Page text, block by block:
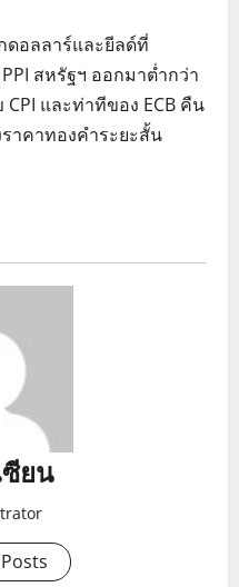
ดอลลาร์และยีลด์ที่
สหรัฐฯ ออกมาต่ำกว่า
และท่าทีของ ECB คืน
าคาทองคำระยะสั้น
ยน